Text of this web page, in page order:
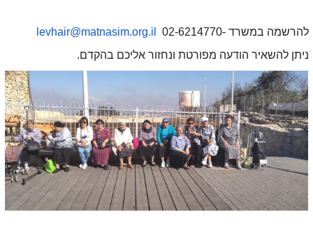
להרשמה במשרד -02-6214770
levhair@matnasim.org.il
ניתן להשאיר הודעה מפורטת ונחזור אליכם בהקדם.